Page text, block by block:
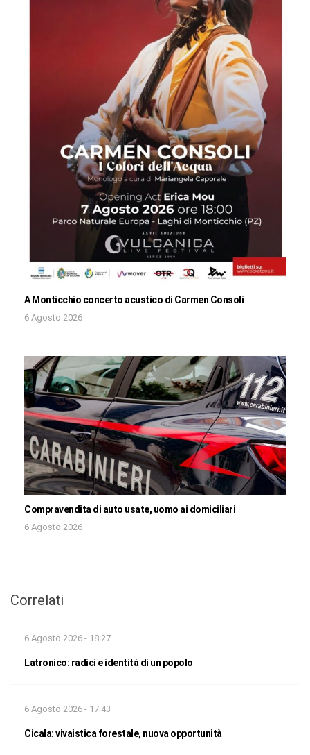
A Monticchio concerto acustico di Carmen Consoli
6 Agosto 2026
Compravendita di auto usate, uomo ai domiciliari
6 Agosto 2026
Correlati
6 Agosto 2026 - 18:27
Latronico: radici e identità di un popolo
6 Agosto 2026 - 17:43
Cicala: vivaistica forestale, nuova opportunità